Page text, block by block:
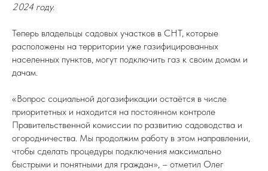
2024 году.
Теперь владельцы садовых участков в СНТ, которые
расположены на территории уже газифицированных
населенных пунктов, могут подключить газ к своим домам и
дачам.
«Вопрос социальной догазификации остаётся в числе
приоритетных и находится на постоянном контроле
Правительственной комиссии по развитию садоводства и
огородничества. Мы продолжим работу в этом направлении,
чтобы сделать процедуры подключения максимально
быстрыми и понятными для граждан», – отметил Олег